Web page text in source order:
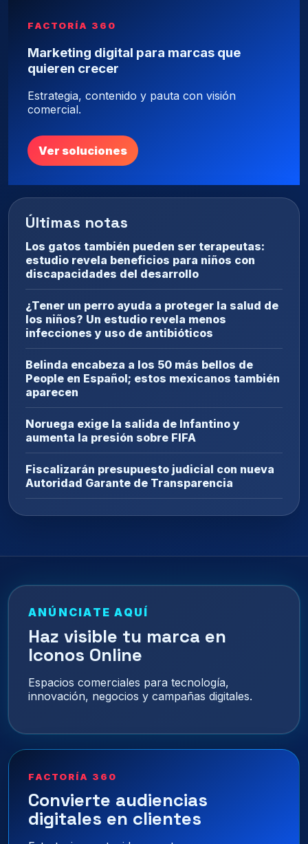
FACTORÍA 360
Marketing digital para marcas que
quieren crecer
Estrategia, contenido y pauta con visión
comercial.
Ver soluciones
Últimas notas
Los gatos también pueden ser terapeutas:
estudio revela beneficios para niños con
discapacidades del desarrollo
¿Tener un perro ayuda a proteger la salud de
los niños? Un estudio revela menos
infecciones y uso de antibióticos
Belinda encabeza a los 50 más bellos de
People en Español; estos mexicanos también
aparecen
Noruega exige la salida de Infantino y
aumenta la presión sobre FIFA
Fiscalizarán presupuesto judicial con nueva
Autoridad Garante de Transparencia
ANÚNCIATE AQUÍ
Haz visible tu marca en
Iconos Online
Espacios comerciales para tecnología,
innovación, negocios y campañas digitales.
FACTORÍA 360
Convierte audiencias
digitales en clientes